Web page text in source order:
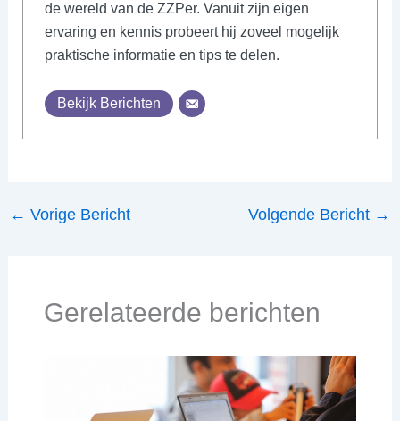
de wereld van de ZZPer. Vanuit zijn eigen
ervaring en kennis probeert hij zoveel mogelijk
praktische informatie en tips te delen.
Bekijk Berichten
← Vorige Bericht Volgende Bericht →
Gerelateerde berichten